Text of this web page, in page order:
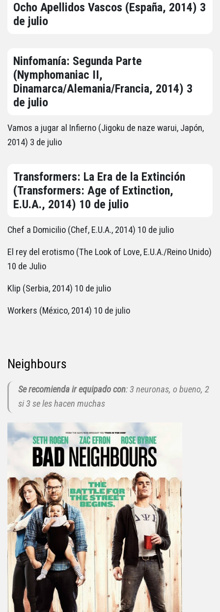
Ocho Apellidos Vascos (España, 2014) 3
de julio
Ninfomanía: Segunda Parte
(Nymphomaniac II,
Dinamarca/Alemania/Francia, 2014) 3
de julio
Vamos a jugar al Infierno (Jigoku de naze warui, Japón,
2014) 3 de julio
Transformers: La Era de la Extinción
(Transformers: Age of Extinction,
E.U.A., 2014) 10 de julio
Chef a Domicilio (Chef, E.U.A., 2014) 10 de julio
El rey del erotismo (The Look of Love, E.U.A./Reino Unido)
10 de Julio
Klip (Serbia, 2014) 10 de julio
Workers (México, 2014) 10 de julio
Neighbours
Se recomienda ir equipado con: 3 neuronas, o bueno, 2
si 3 se les hacen muchas